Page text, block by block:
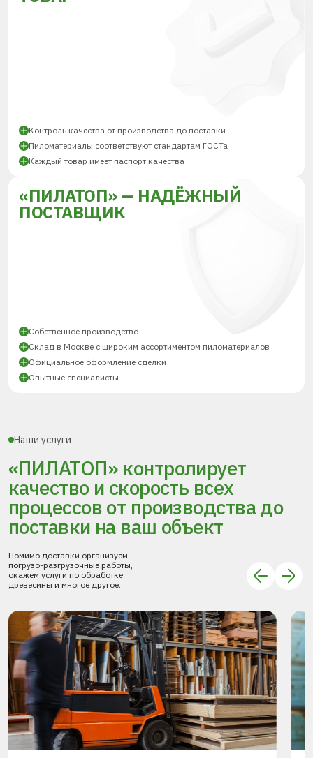
Контроль качества от производства до поставки
Пиломатериалы соответствуют стандартам ГОСТа
Каждый товар имеет паспорт качества
«ПИЛАТОП» — НАДЁЖНЫЙ
ПОСТАВЩИК
Собственное производство
Склад в Москве с широким ассортиментом пиломатериалов
Официальное оформление сделки
Опытные специалисты
Наши услуги
«ПИЛАТОП» контролирует
качество и скорость всех
процессовот производства до
поставки на ваш объект
Помимо доставки организуем
погрузо-разгрузочные работы,
окажем услуги по обработке
древесины и многое другое.